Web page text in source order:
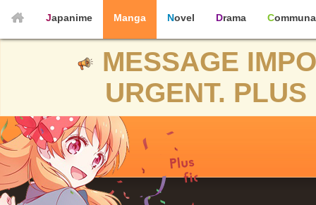
Japanime Manga Novel Drama
MESSAGE
URGENT.